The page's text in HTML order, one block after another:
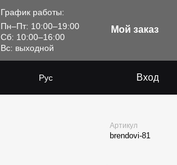
График работы:
Пн–Пт: 10:00–19:00
Сб: 10:00–16:00
Вс: выходной
Мой заказ
Рус Вход
Артикул
brendovi-81